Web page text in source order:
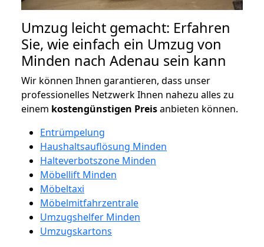
Umzug leicht gemacht: Erfahren
Sie, wie einfach ein Umzug von
Minden nach Adenau sein kann
Wir können Ihnen garantieren, dass unser
professionelles Netzwerk Ihnen nahezu alles zu
einem kostengünstigen Preisanbieten können.
Entrümpelung
Haushaltsauflösung Minden
Halteverbotszone Minden
Möbellift Minden
Möbeltaxi
Möbelmitfahrzentrale
Umzugshelfer Minden
Umzugskartons